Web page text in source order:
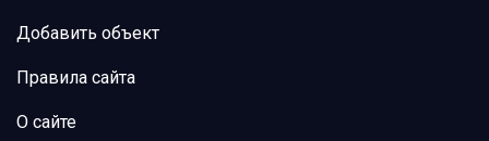
Добавить объект
Правила сайта
О сайте